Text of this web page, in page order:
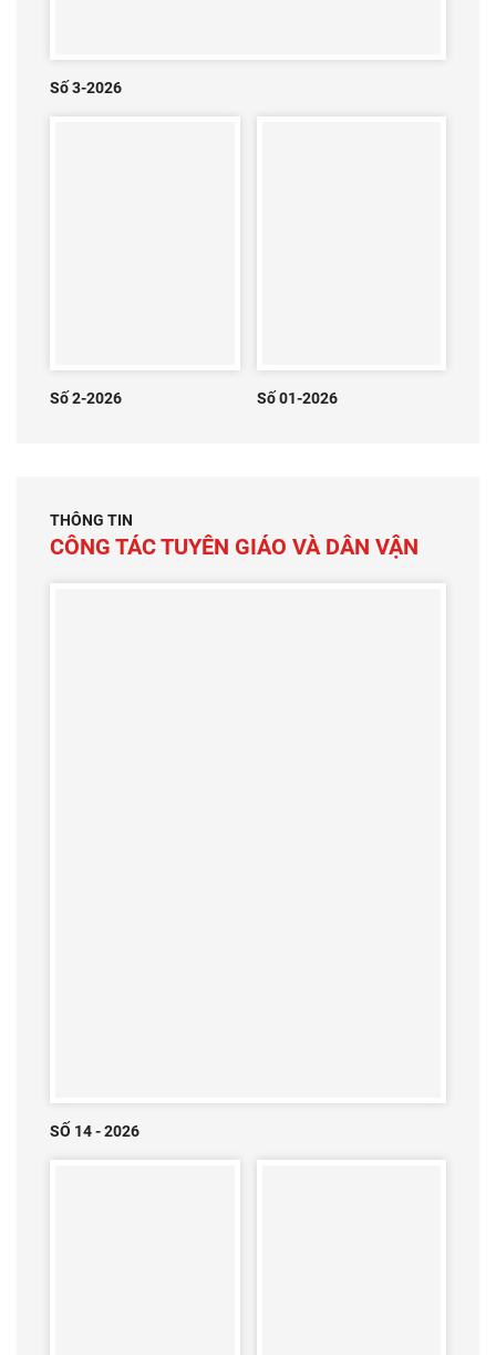
Số 3-2026
Số 2-2026 Số 01-2026
THÔNG TIN
CÔNG TÁC TUYÊN GIÁO VÀ DÂN VẬN
SỐ 14 - 2026